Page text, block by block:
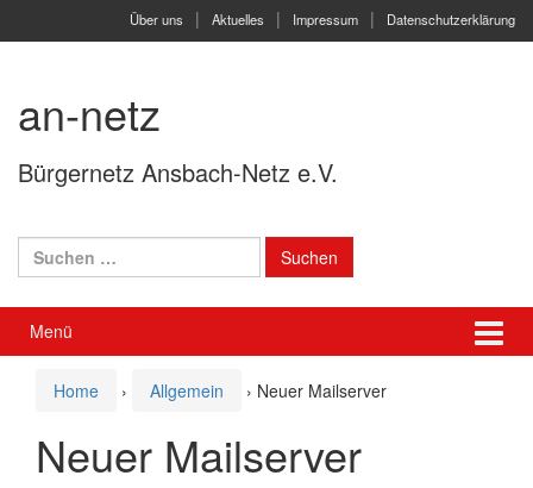
Über uns Aktuelles Impressum Datenschutzerklärung
an-netz
Bürgernetz Ansbach-Netz e.V.
Suchen
nach:
Menü
Home › Allgemein › Neuer Mailserver
Neuer Mailserver